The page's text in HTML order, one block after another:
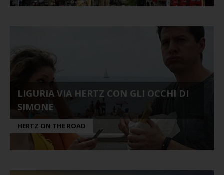
LIGURIA VIA HERTZ CON GLI OCCHI DI
SIMONE
HERTZ ON THE ROAD